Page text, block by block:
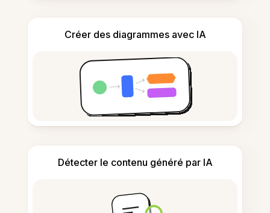
Créer des diagrammes avec IA
Détecter le contenu généré par IA